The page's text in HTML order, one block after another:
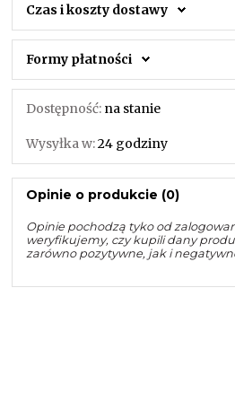
Czas i koszty dostawy
Formy płatności
Dostępność: na stanie
Wysyłka w:24 godziny
Opinie o produkcie (0)
Opinie pochodzą tyko od
weryfikujemy, czy kupili dany
zarówno pozytywne, jak i